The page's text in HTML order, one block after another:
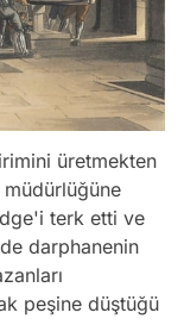
üretmekten
terk etti ve
darphanenin
peşine düştüğü